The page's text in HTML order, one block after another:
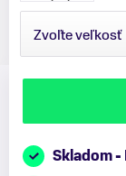
Zvoľte veľkosť
Skladom